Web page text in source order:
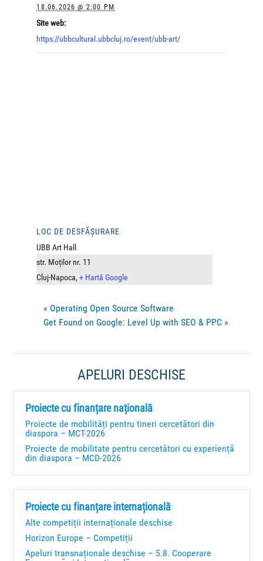
18.06.2026 @ 2:00 PM
Site web:
https://ubbcultural.ubbcluj.ro/event/ubb-art/
LOC DE DESFĂȘURARE
UBB Art Hall
str. Moților nr. 11
Cluj-Napoca, + Hartă Google
« Operating Open Source Software
Get Found on Google: Level Up with SEO & PPC »
APELURI DESCHISE
Proiecte cu finanțare națională
Proiecte de mobilități pentru tineri cercetători din
diaspora – MCT-2026
Proiecte de mobilitate pentru cercetători cu experiență
din diaspora – MCD-2026
Proiecte cu finanțare internațională
Alte competiții internaționale deschise
Horizon Europe – Competiții
Apeluri transnaționale deschise – 5.8. Cooperare